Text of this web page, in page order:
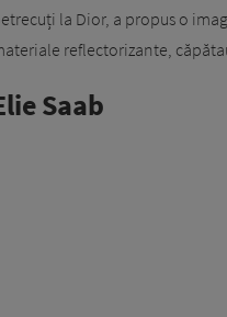
la Dior, a propus o
reflectorizante,
Saab